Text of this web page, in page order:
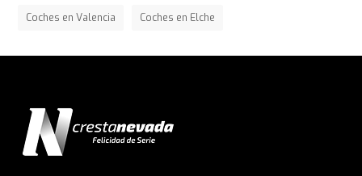
Coches en Valencia Coches en Elche